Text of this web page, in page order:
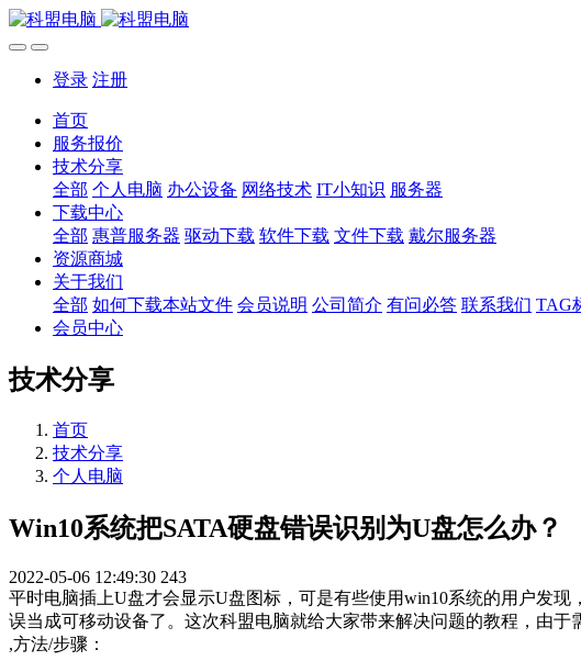
登录 注册
首页
服务报价
技术分享
全部 个人电脑 办公设备 网络技术 IT小知识 服务器
下载中心
全部 惠普服务器 驱动下载 软件下载 文件下载 戴尔服务器
资源商城
关于我们
全部 如何下载本站文件 会员说明 公司简介 有问必答 联系我们 TAG
会员中心
技术分享
首页
技术分享
个人电脑
Win10系统把SATA硬盘错误识别为U盘怎么办？
2022-05-06 12:49:30 243
平时电脑插上U盘才会显示U盘图标，可是有些使用win10系统的用户发
误当成可移动设备了。这次科盟电脑就给大家带来解决问题的教程，由
,方法/步骤：